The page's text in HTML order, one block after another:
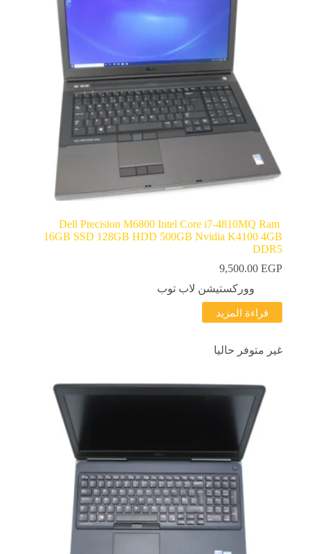
Dell Precision M6800 Intel Core i7-4810MQ Ram
16GB SSD 128GB HDD 500GB Nvidia K4100 4GB
DDR5
9,500.00 EGP
ووركستيشن لاب توب
قراءة المزيد
غير متوفر حاليا